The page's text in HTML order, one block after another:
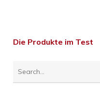
Die Produkte im Test